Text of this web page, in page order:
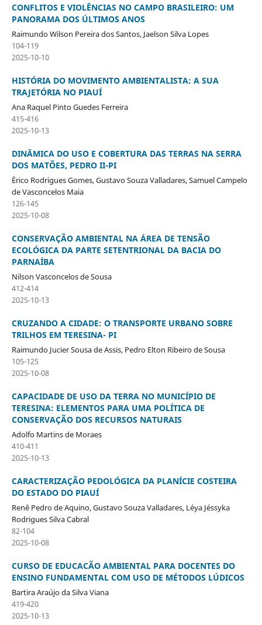
CONFLITOS E VIOLÊNCIAS NO CAMPO BRASILEIRO: UM
PANORAMA DOS ÚLTIMOS ANOS
Raimundo Wilson Pereira dos Santos, Jaelson Silva Lopes
104-119
2025-10-10
HISTÓRIA DO MOVIMENTO AMBIENTALISTA: A SUA
TRAJETÓRIA NO PIAUÍ
Ana Raquel Pinto Guedes Ferreira
415-416
2025-10-13
DINÂMICA DO USO E COBERTURA DAS TERRAS NA SERRA
DOS MATÕES, PEDRO II-PI
Érico Rodrigues Gomes, Gustavo Souza Valladares, Samuel Campelo
de Vasconcelos Maia
126-145
2025-10-08
CONSERVAÇÃO AMBIENTAL NA ÁREA DE TENSÃO
ECOLÓGICA DA PARTE SETENTRIONAL DA BACIA DO
PARNAÍBA
Nilson Vasconcelos de Sousa
412-414
2025-10-13
CRUZANDO A CIDADE: O TRANSPORTE URBANO SOBRE
TRILHOS EM TERESINA- PI
Raimundo Jucier Sousa de Assis, Pedro Elton Ribeiro de Sousa
105-125
2025-10-08
CAPACIDADE DE USO DA TERRA NO MUNICÍPIO DE
TERESINA: ELEMENTOS PARA UMA POLÍTICA DE
CONSERVAÇÃO DOS RECURSOS NATURAIS
Adolfo Martins de Moraes
410-411
2025-10-13
CARACTERIZAÇÃO PEDOLÓGICA DA PLANÍCIE COSTEIRA
DO ESTADO DO PIAUÍ
Renê Pedro de Aquino, Gustavo Souza Valladares, Léya Jéssyka
Rodrigues Silva Cabral
82-104
2025-10-08
CURSO DE EDUCACÃO AMBIENTAL PARA DOCENTES DO
ENSINO FUNDAMENTAL COM USO DE MÉTODOS LÚDICOS
Bartira Araújo da Silva Viana
419-420
2025-10-13